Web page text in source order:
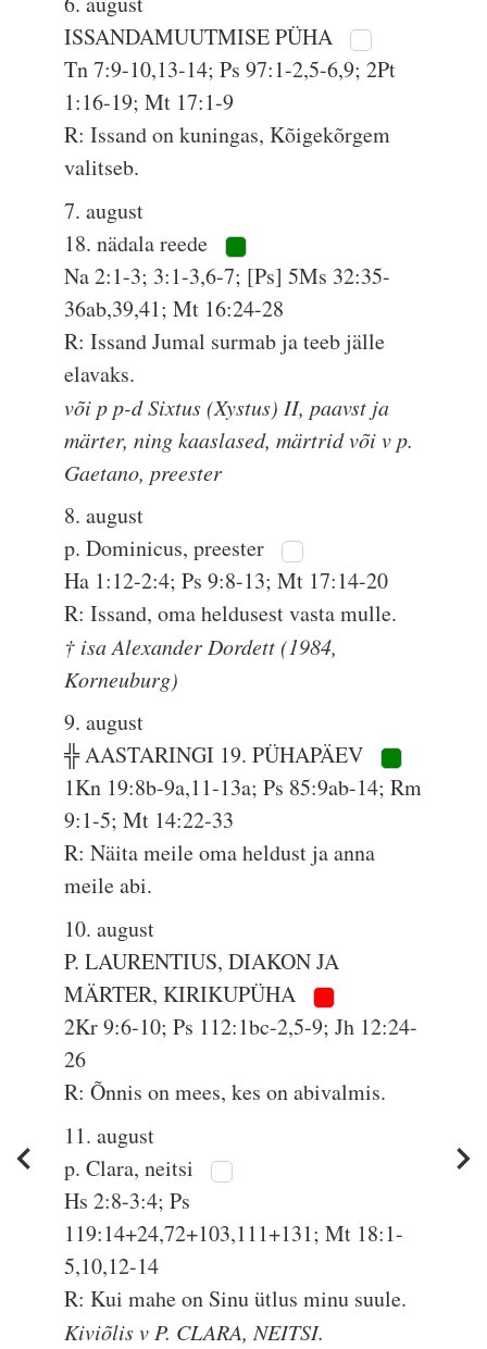
ISSANDAMUUTMISE PÜHA
Tn 7:9-10,13-14; Ps 97:1-2,5-6,9; 2Pt
1:16-19; Mt 17:1-9
R: Issand on kuningas, Kõigekõrgem
valitseb.
7. august
18. nädala reede
Na 2:1-3; 3:1-3,6-7; [Ps] 5Ms 32:35-
36ab,39,41; Mt 16:24-28
R: Issand Jumal surmab ja teeb jälle
elavaks.
või p p-d Sixtus (Xystus) II, paavst ja
märter, ning kaaslased, märtrid või v p.
Gaetano, preester
8. august
p. Dominicus, preester
Ha 1:12-2:4; Ps 9:8-13; Mt 17:14-20
R: Issand, oma heldusest vasta mulle.
† isa Alexander Dordett (1984,
Korneuburg)
9. august
╬ AASTARINGI 19. PÜHAPÄEV
1Kn 19:8b-9a,11-13a; Ps 85:9ab-14; Rm
9:1-5; Mt 14:22-33
R: Näita meile oma heldust ja anna
meile abi.
10. august
P. LAURENTIUS, DIAKON JA
MÄRTER, KIRIKUPÜHA
2Kr 9:6-10; Ps 112:1bc-2,5-9; Jh 12:24-
26
R: Õnnis on mees, kes on abivalmis.
11. august
p. Clara, neitsi
Hs 2:8-3:4; Ps
119:14+24,72+103,111+131; Mt 18:1-
5,10,12-14
R: Kui mahe on Sinu ütlus minu suule.
Kiviõlis v P. CLARA, NEITSI.